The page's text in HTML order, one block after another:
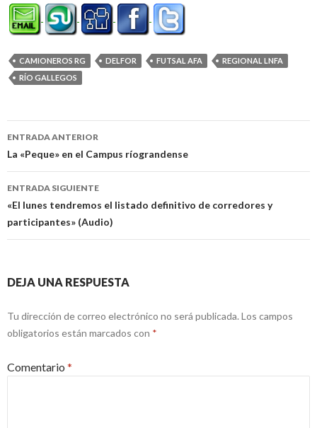
CAMIONEROS RG DELFOR FUTSAL AFA
REGIONAL LNFA
RÍO GALLEGOS
Navegación
de
entradas
ENTRADA ANTERIOR
La «Peque» en el Campus ríograndense
ENTRADA SIGUIENTE
«El lunes tendremos el listado definitivo de corredores y
participantes» (Audio)
DEJA UNA RESPUESTA
Tu dirección de correo electrónico no será publicada. Los campos
obligatorios están marcados con *
Comentario *